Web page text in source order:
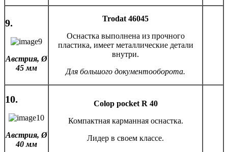
9.
Австрия, Ø
45 мм
Trodat 46045
Оснастка выполнена из прочного
пластика, имеет металлические детали
внутри.
Для большого документооборота.
10.
Австрия, Ø
40 мм
Colop pocket R 40
Компактная карманная оснастка.
Лидер в своем классе.